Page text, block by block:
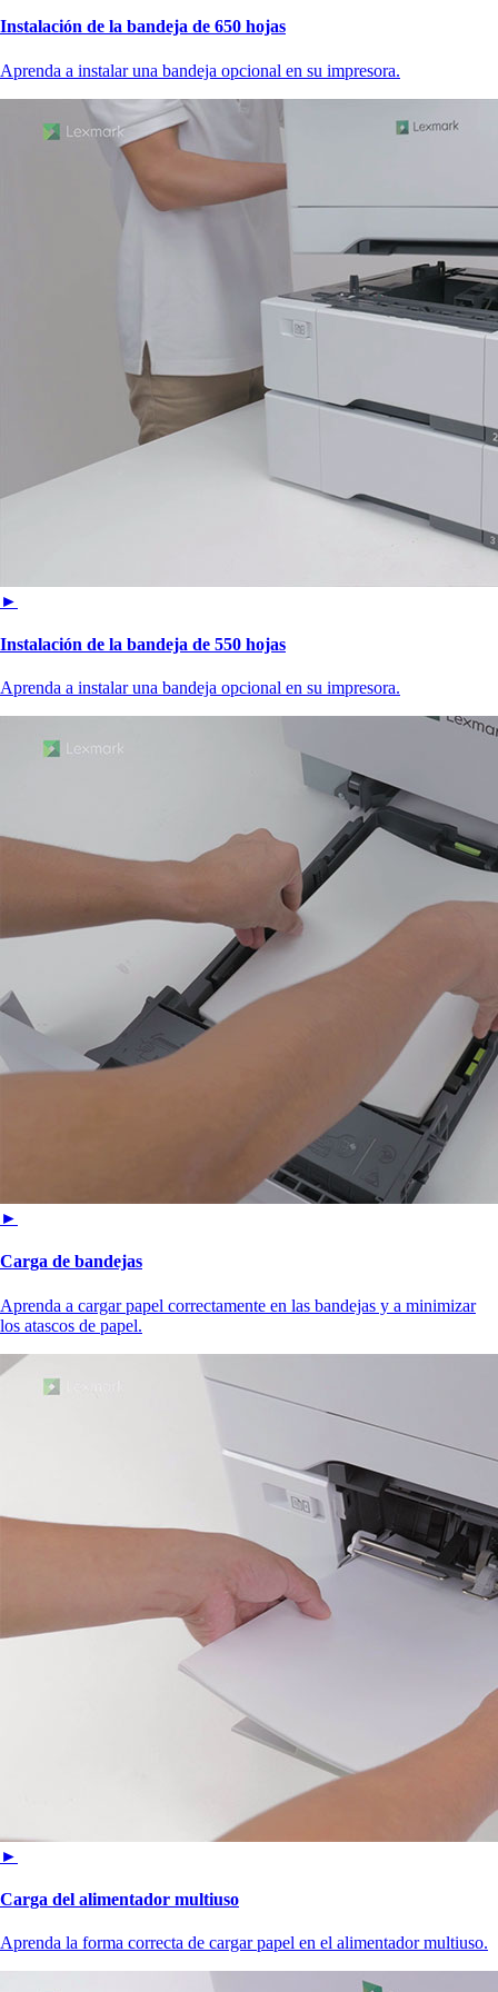
Instalación de la bandeja de 650 hojas
Aprenda a instalar una bandeja opcional en su impresora.
►
Instalación de la bandeja de 550 hojas
Aprenda a instalar una bandeja opcional en su impresora.
►
Carga de bandejas
Aprenda a cargar papel correctamente en las bandejas y a minimizar
los atascos de papel.
►
Carga del alimentador multiuso
Aprenda la forma correcta de cargar papel en el alimentador multiuso.